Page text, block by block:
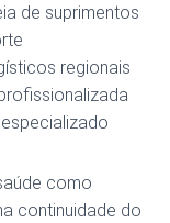
de suprimentos
regionais
como
continuidade do